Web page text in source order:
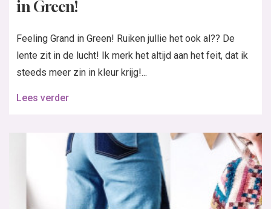
in Green!
Feeling Grand in Green! Ruiken jullie het ook al?? De
lente zit in de lucht! Ik merk het altijd aan het feit, dat ik
steeds meer zin in kleur krijg!...
Lees verder